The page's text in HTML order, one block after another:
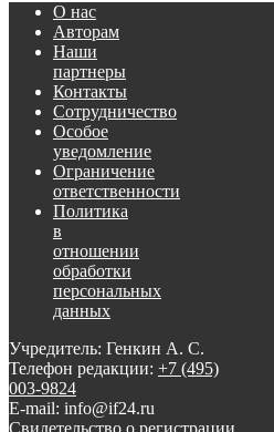
О нас
Авторам
Наши
партнеры
Контакты
Сотрудничество
Особое
уведомление
Ограничение
ответственности
Политика
в
отношении
обработки
персональных
данных
Учредитель: Генкин А. С.
Телефон редакции: +7 (495)
003-9824
E-mail: info@if24.ru
Свидетельство о регистрации